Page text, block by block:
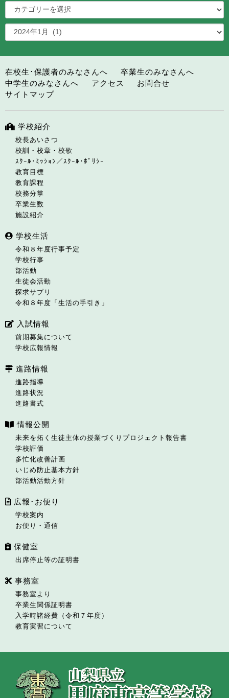
在校生･保護者のみなさんへ
卒業生のみなさんへ
中学生のみなさんへ
アクセス
お問合せ
サイトマップ
学校紹介
校長あいさつ
校訓・校章・校歌
ｽｸｰﾙ･ﾐｯｼｮﾝ／ｽｸｰﾙ･ﾎﾟﾘｼｰ
教育目標
教育課程
校務分掌
卒業生数
施設紹介
学校生活
令和８年度行事予定
学校行事
部活動
生徒会活動
探求サプリ
令和８年度「生活の手引き」
入試情報
前期募集について
学校広報情報
進路情報
進路指導
進路状況
進路書式
情報公開
未来を拓く生徒主体の授業づくりプロジェクト報告書
学校評価
多忙化改善計画
いじめ防止基本方針
部活動活動方針
広報･お便り
学校案内
お便り・通信
保健室
出席停止等の証明書
事務室
事務室より
卒業生関係証明書
入学時諸経費（令和７年度）
教育実習について